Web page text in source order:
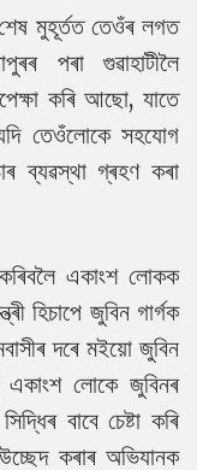
মুহূৰ্তত তেওঁৰ লগত
পৰা গুৱাহাটীলৈ
কৰি আছো, যাতে
তেওঁলোকে সহযোগ
ব্যৱস্থা গ্ৰহণ কৰা
একাংশ লোকক
হিচাপে জুবিন গাৰ্গক
দৰে মইয়ো জুবিন
একাংশ লোকে জুবিনৰ
বাবে চেষ্টা কৰি
কৰাৰ অভিযানক